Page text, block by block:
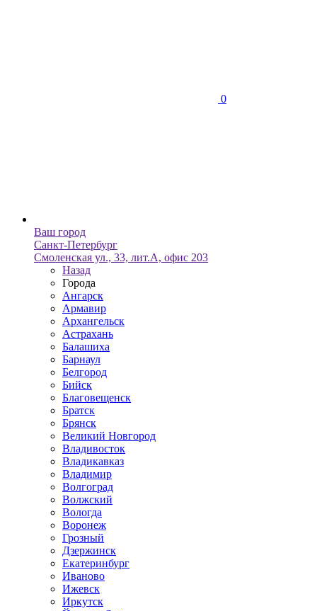
0
Ваш город
Санкт-Петербург
Смоленская ул., 33, лит.А, офис 203
Назад
Города
Ангарск
Армавир
Архангельск
Астрахань
Балашиха
Барнаул
Белгород
Бийск
Благовещенск
Братск
Брянск
Великий Новгород
Владивосток
Владикавказ
Владимир
Волгоград
Волжский
Вологда
Воронеж
Грозный
Дзержинск
Екатеринбург
Иваново
Ижевск
Иркутск